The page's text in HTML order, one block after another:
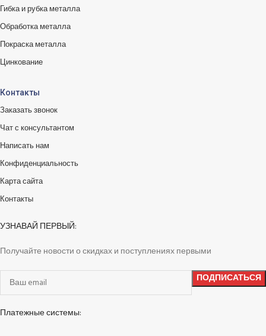
Гибка и рубка металла
Обработка металла
Покраска металла
Цинкование
Контакты
Заказать звонок
Чат с консультантом
Написать нам
Конфиденциальность
Карта сайта
Контакты
УЗНАВАЙ ПЕРВЫЙ:
Получайте новости о скидках и поступлениях первыми
Платежные системы: